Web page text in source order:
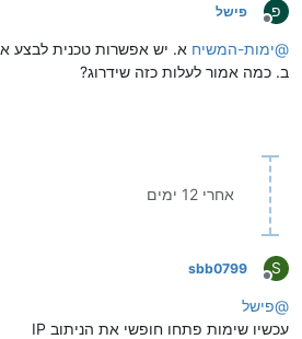
פ
מנותק
פישל
@ימות-המשיח א. יש אפשרות טכנית לבצע
ב. כמה אמור לעלות כזה שידרוג?
אחרי 12 ימים
S
מנותק
sbb0799
@פישל
עכשיו שימות פתחו חופשי את הניתוב IP